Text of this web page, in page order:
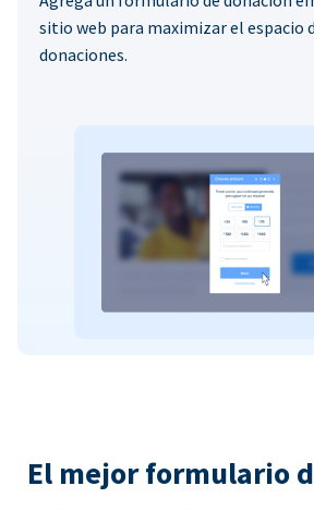
sitio web para maximizar el espacio
donaciones.
El mejor formulario